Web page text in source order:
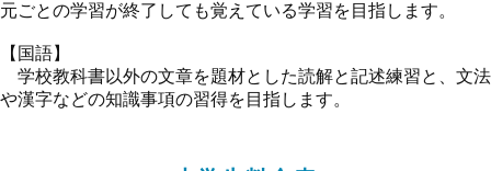
元ごとの学習が終了しても覚えている学習を目指します。
【国語】
学校教科書以外の文章を題材とした読解と記述練習と、文法
や漢字などの知識事項の習得を目指します。